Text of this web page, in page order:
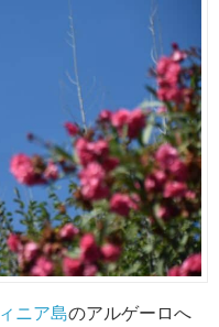
ニア島のアルゲーロへ